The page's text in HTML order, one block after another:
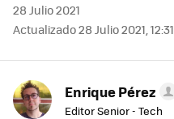
28 Julio 2021
Actualizado 28 Julio 2021, 12:31
Enrique Pérez
Editor Senior - Tech